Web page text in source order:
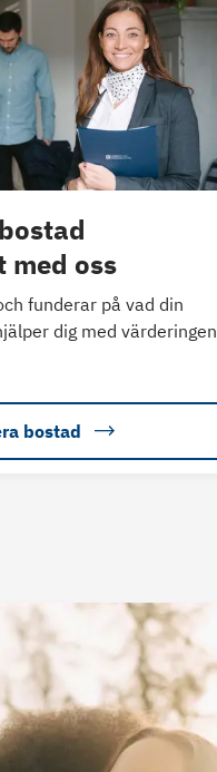
oss
funderar på vad din
dig med värderingen
bostad